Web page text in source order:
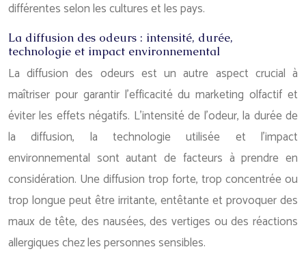
différentes selon les cultures et les pays.
La diffusion des odeurs : intensité, durée,
technologie et impact environnemental
La diffusion des odeurs est un autre aspect crucial à
maîtriser pour garantir l’efficacité du marketing olfactif et
éviter les effets négatifs. L’intensité de l’odeur, la durée de
la diffusion, la technologie utilisée et l’impact
environnemental sont autant de facteurs à prendre en
considération. Une diffusion trop forte, trop concentrée ou
trop longue peut être irritante, entêtante et provoquer des
maux de tête, des nausées, des vertiges ou des réactions
allergiques chez les personnes sensibles.